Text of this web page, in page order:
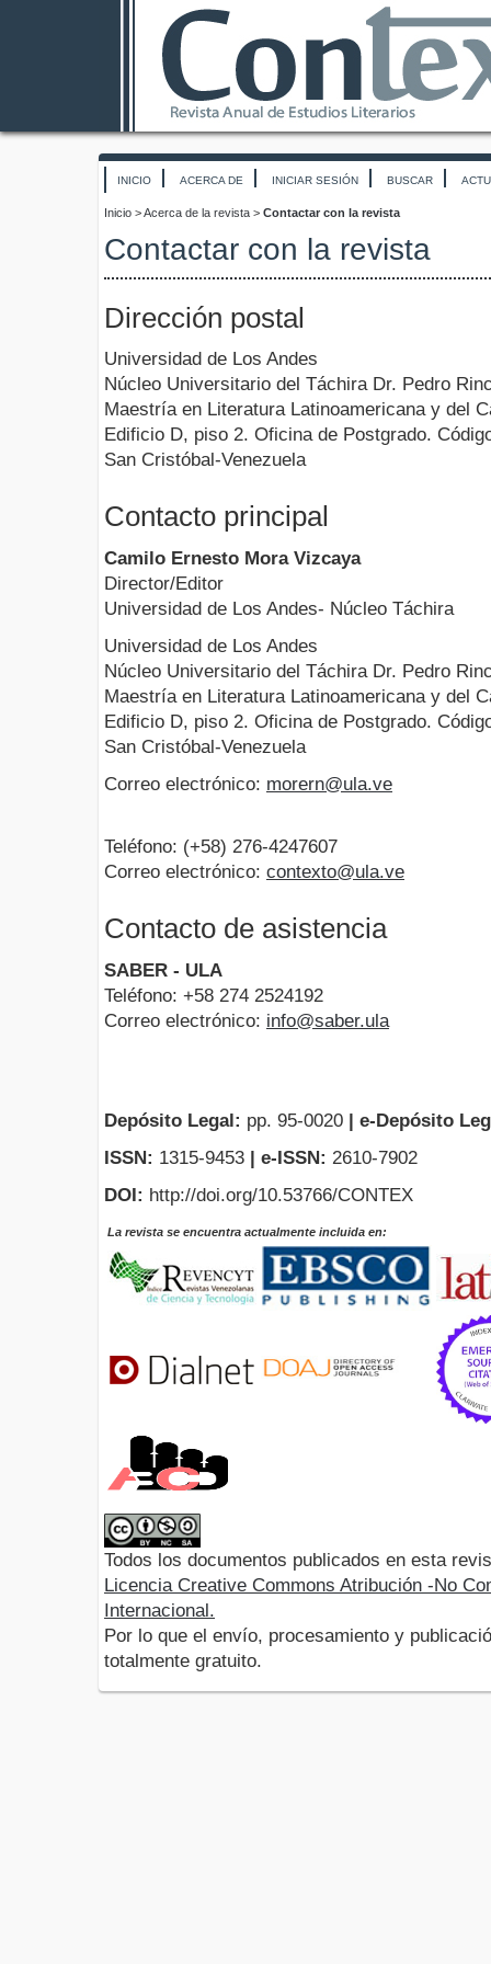
INICIO ACERCA DE INICIAR SESIÓN BUSCAR
Inicio >Acerca de la revista > Contactar con la revista
Contactar con la revista
Dirección postal
Universidad de Los Andes
Núcleo Universitario del Táchira Dr. Pedro
Maestría en Literatura Latinoamericana y del
Edificio D, piso 2. Oficina de Postgrado.
San Cristóbal-Venezuela
Contacto principal
Camilo Ernesto Mora Vizcaya
Director/Editor
Universidad de Los Andes- Núcleo Táchira
Universidad de Los Andes
Núcleo Universitario del Táchira Dr. Pedro
Maestría en Literatura Latinoamericana y del
Edificio D, piso 2. Oficina de Postgrado.
San Cristóbal-Venezuela
Correo electrónico: morern@ula.ve
Teléfono: (+58) 276-4247607
Correo electrónico: contexto@ula.ve
Contacto de asistencia
SABER - ULA
Teléfono: +58 274 2524192
Correo electrónico: info@saber.ula
Depósito Legal: pp. 95-0020 | e-Depósito
ISSN: 1315-9453 | e-ISSN: 2610-7902
DOI: http://doi.org/10.53766/CONTEX
La revista se encuentra actualmente incluida en:
Todos los documentos publicados en esta
Licencia Creative Commons Atribución -No
Internacional.
Por lo que el envío, procesamiento y
totalmente gratuito.